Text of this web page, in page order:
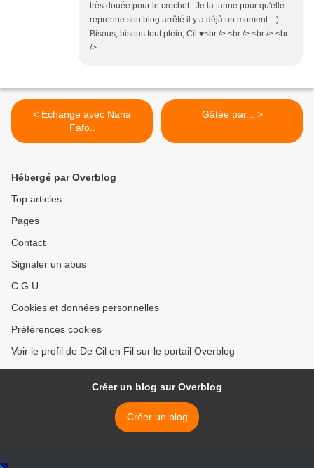
très douée pour le crochet.. Je la tanne pour qu'elle
reprenne son blog arrêté il y a déjà un moment.. ;)
Bisous, bisous tout plein, Cil ♥<br /> <br /> <br /> <br
/>
< Echange avec Nana
Fafo..
Gâtée par... >
Hébergé par Overblog
Top articles
Pages
Contact
Signaler un abus
C.G.U.
Cookies et données personnelles
Préférences cookies
Voir le profil de De Cil en Fil sur le portail Overblog
Créer un blog sur Overblog
Créer un blog